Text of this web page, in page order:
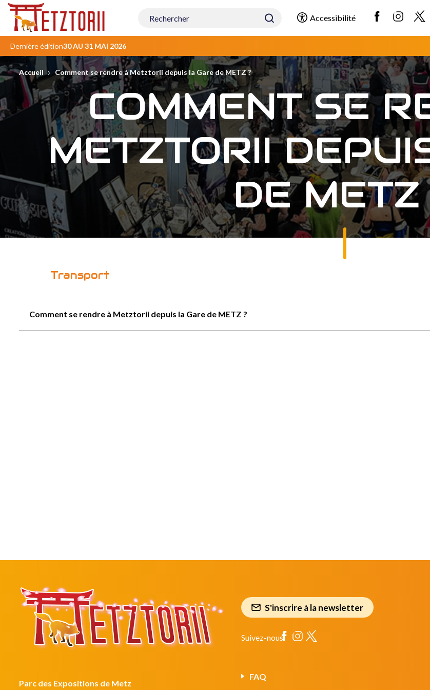
Contenu
principal
Accessibilité
Dernière édition30 AU 31 MAI 2026
Accueil › Comment se rendre à Metztorii depuis la Gare de METZ ?
COMMENT SE
METZTORII
DE
Transport
Comment se rendre à Metztorii depuis la Gare de METZ ?
Parc des Expositions de Metz
S'inscrire à la newsletter
Suivez-nous
FAQ